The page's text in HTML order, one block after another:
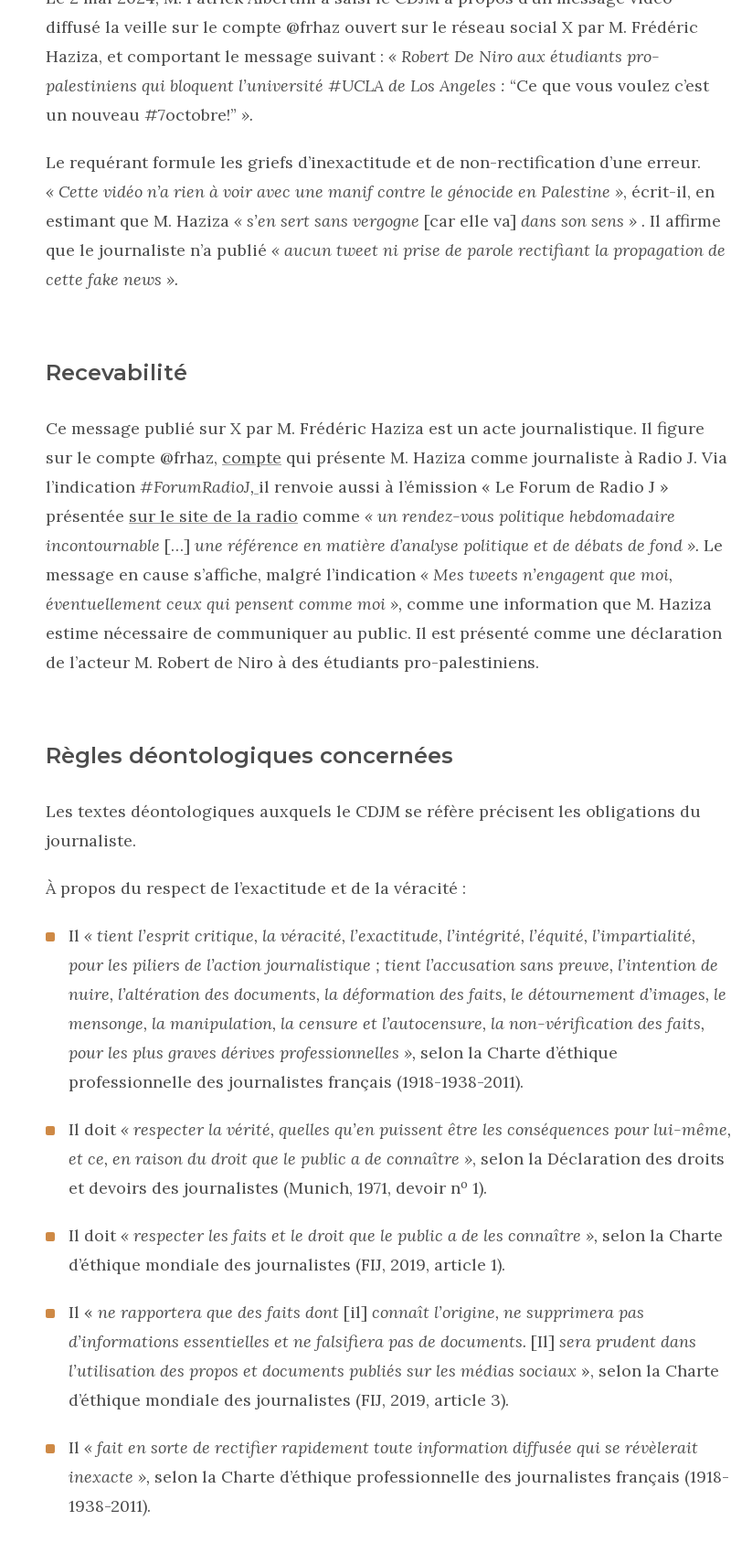
diffusé la veille sur le compte @frhaz ouvert sur le réseau social X par M. Frédéric
Haziza, et comportant le message suivant : « Robert De Niro aux étudiants pro-
palestiniens qui bloquent l’université #UCLA de Los Angeles : “Ce que vous voulez c’est
un nouveau #7octobre!” ».
Le requérant formule les griefs d’inexactitude et de non-rectification d’une erreur.
« Cette vidéo n’a rien à voir avec une manif contre le génocide en Palestine », écrit-il, en
estimant que M. Haziza « s’en sert sans vergogne [car elle va] dans son sens » . Il affirme
que le journaliste n’a publié « aucun tweet ni prise de parole rectifiant la propagation de
cette fake news ».
Recevabilité
Ce message publié sur X par M. Frédéric Haziza est un acte journalistique. Il figure
sur le compte @frhaz, compte qui présente M. Haziza comme journaliste à Radio J. Via
l’indication #ForumRadioJ, il renvoie aussi à l’émission « Le Forum de Radio J »
présentée sur le site de la radio comme « un rendez-vous politique hebdomadaire
incontournable […] une référence en matière d’analyse politique et de débats de fond ». Le
message en cause s’affiche, malgré l’indication « Mes tweets n’engagent que moi,
éventuellement ceux qui pensent comme moi », comme une information que M. Haziza
estime nécessaire de communiquer au public. Il est présenté comme une déclaration
de l’acteur M. Robert de Niro à des étudiants pro-palestiniens.
Règles déontologiques concernées
Les textes déontologiques auxquels le CDJM se réfère précisent les obligations du
journaliste.
À propos du respect de l’exactitude et de la véracité :
Il « tient l’esprit critique, la véracité, l’exactitude, l’intégrité, l’équité, l’impartialité,
pour les piliers de l’action journalistique ; tient l’accusation sans preuve, l’intention de
nuire, l’altération des documents, la déformation des faits, le détournement d’images, le
mensonge, la manipulation, la censure et l’autocensure, la non-vérification des faits,
pour les plus graves dérives professionnelles », selon la Charte d’éthique
professionnelle des journalistes français (1918-1938-2011).
Il doit« respecter la vérité, quelles qu’en puissent être les conséquences pour lui-même,
et ce, en raison du droit que le public a de connaître », selon la Déclaration des droits
et devoirs des journalistes (Munich, 1971, devoir no 1).
Il doit« respecter les faits et le droit que le public a de les connaître », selon la Charte
d’éthique mondiale des journalistes (FIJ, 2019, article 1).
Il « ne rapportera que des faits dont [il] connaît l’origine, ne supprimera pas
d’informations essentielles et ne falsifiera pas de documents. [Il] sera prudent dans
l’utilisation des propos et documents publiés sur les médias sociaux », selon la Charte
d’éthique mondiale des journalistes (FIJ, 2019, article 3).
Il « fait en sorte de rectifier rapidement toute information diffusée qui se révèlerait
inexacte », selon la Charte d’éthique professionnelle des journalistes français (1918-
1938-2011).